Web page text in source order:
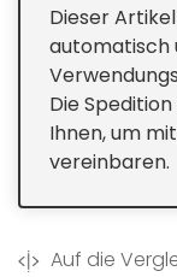
Dieser
automatisch
Die
Ihnen, um
vereinbaren.
Auf die